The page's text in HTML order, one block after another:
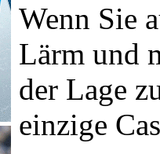
Wenn Sie
Lärm und
der Lage
einzige